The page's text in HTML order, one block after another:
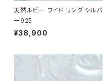
天然ルビー ワイド リング シルバ
ー925
¥38,900